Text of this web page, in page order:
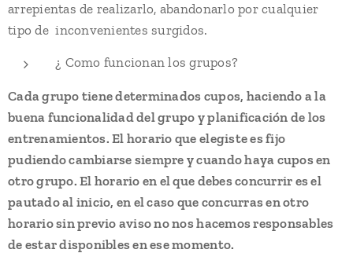
arrepientas de realizarlo, abandonarlo por cualquier
tipo de inconvenientes surgidos.
¿ Como funcionan los grupos?
Cada grupo tiene determinados cupos, haciendo a la
buena funcionalidad del grupo y planificación de los
entrenamientos. El horario que elegiste esfijo
pudiendo cambiarse siempre y cuando haya cupos en
otro grupo. El horario en el que debes concurrir es el
pautado al inicio, en el caso que concurras en otro
horario sin previo aviso no nos hacemos responsables
de estar disponibles en ese momento.